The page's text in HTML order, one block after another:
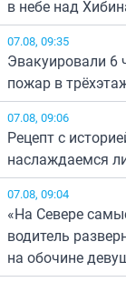
в небе над
07.08, 09:35
Эвакуировали 6
пожар в
07.08, 09:06
Рецепт с
наслаждаемся
07.08, 09:04
«На Севере
водитель
на обочине